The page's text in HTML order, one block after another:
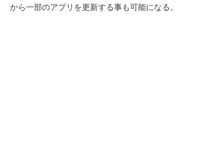
から一部のアプリを更新する事も可能になる。